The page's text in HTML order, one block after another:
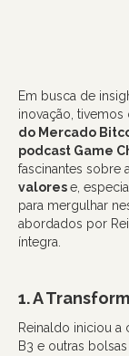
Em busca de
inovação,
do Mercado
podcast Game
fascinantes sobre
valorese,
para mergulhar
abordados por
íntegra.
1. A
Reinaldo iniciou a
B3 e outras